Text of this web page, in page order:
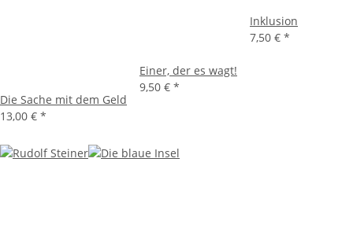
Die Sache mit dem Geld
13,00 € *
Einer, der es wagt!
9,50 € *
Inklusion
7,50 € *